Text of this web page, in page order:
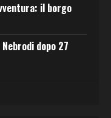
il borgo
dopo 27